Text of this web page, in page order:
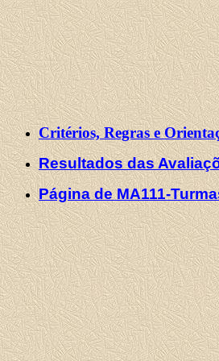
Critérios, Regras e
Resultados das
Página de MA111-